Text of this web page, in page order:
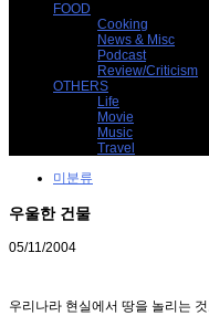
FOOD
Cooking
News & Misc
Podcast
Review/Criticism
OTHERS
Life
Movie
Music
Travel
미분류
우울한 건물
05/11/2004
우리나라 현실에서 땅을 놀리는